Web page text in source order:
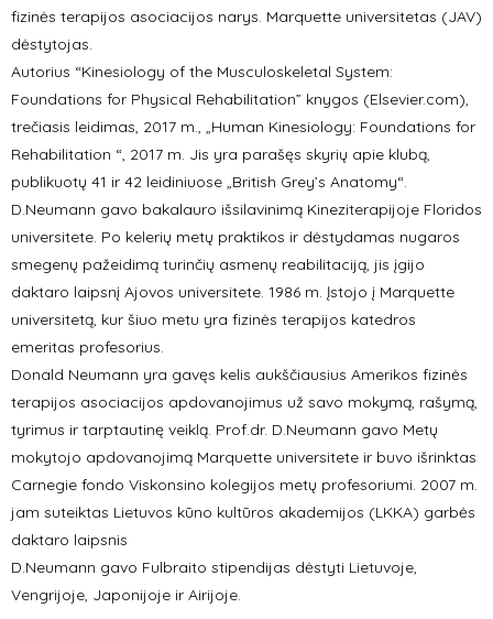
fizinės terapijos asociacijos narys. Marquette universitetas (JAV)
dėstytojas.
Autorius “Kinesiology of the Musculoskeletal System:
Foundations for Physical Rehabilitation” knygos (Elsevier.com),
trečiasis leidimas, 2017 m., „Human Kinesiology: Foundations for
Rehabilitation “, 2017 m. Jis yra parašęs skyrių apie klubą,
publikuotų 41 ir 42 leidiniuose „British Grey’s Anatomy“.
D.Neumann gavo bakalauro išsilavinimą Kineziterapijoje Floridos
universitete. Po kelerių metų praktikos ir dėstydamas nugaros
smegenų pažeidimą turinčių asmenų reabilitaciją, jis įgijo
daktaro laipsnį Ajovos universitete. 1986 m. Įstojo į Marquette
universitetą, kur šiuo metu yra fizinės terapijos katedros
emeritas profesorius.
Donald Neumann yra gavęs kelis aukščiausius Amerikos fizinės
terapijos asociacijos apdovanojimus už savo mokymą, rašymą,
tyrimus ir tarptautinę veiklą. Prof.dr. D.Neumann gavo Metų
mokytojo apdovanojimą Marquette universitete ir buvo išrinktas
Carnegie fondo Viskonsino kolegijos metų profesoriumi. 2007 m.
jam suteiktas Lietuvos kūno kultūros akademijos (LKKA) garbės
daktaro laipsnis
D.Neumann gavo Fulbraito stipendijas dėstyti Lietuvoje,
Vengrijoje, Japonijoje ir Airijoje.